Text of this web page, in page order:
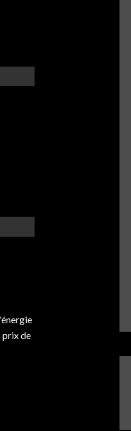
prix de